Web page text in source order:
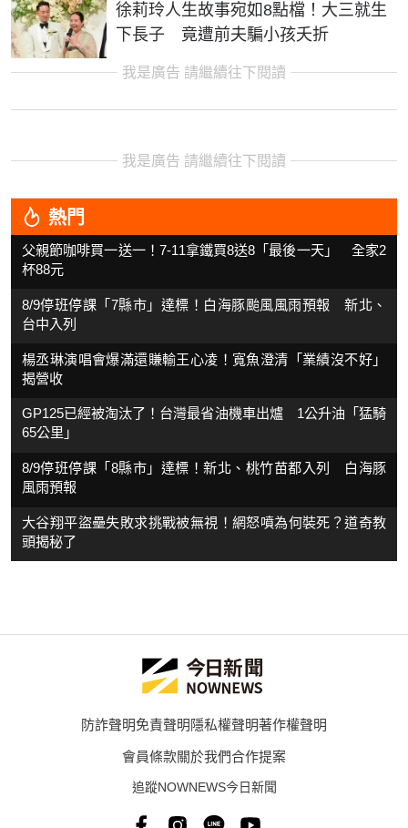
徐莉玲人生故事宛如8點檔！大三就生
下長子 竟遭前夫騙小孩夭折
我是廣告 請繼續往下閱讀
我是廣告 請繼續往下閱讀
熱門
父親節咖啡買一送一！7-11拿鐵買8送8「最後一天」 全家2
杯88元
8/9停班停課「7縣市」達標！白海豚颱風風雨預報 新北、
台中入列
楊丞琳演唱會爆滿還賺輸王心凌！寬魚澄清「業績沒不好」
揭營收
GP125已經被淘汰了！台灣最省油機車出爐 1公升油「猛騎
65公里」
8/9停班停課「8縣市」達標！新北、桃竹苗都入列 白海豚
風雨預報
大谷翔平盜壘失敗求挑戰被無視！網怒噴為何裝死？道奇教
頭揭秘了
防詐聲明免責聲明隱私權聲明著作權聲明
會員條款關於我們合作提案
追蹤NOWNEWS今日新聞